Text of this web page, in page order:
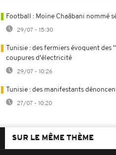
Football : Moïne Chaâbani nommé
29/07 - 15:30
Tunisie : des fermiers évoquent des
coupures d'électricité
29/07 - 10:26
Tunisie : des manifestants
27/07 - 10:20
SUR LE MÊME THÈME